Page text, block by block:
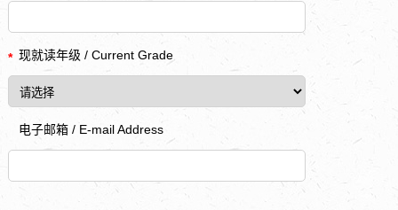
现就读年级 / Current Grade
*
电子邮箱 / E-mail Address